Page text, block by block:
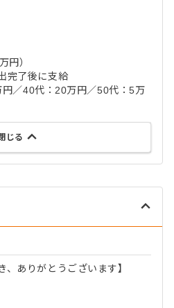
円）
完了後に支給
円／40代：20万円／50代：5万
じる
、ありがとうございます】